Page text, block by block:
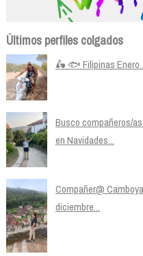
Últimos perfiles colgados
🛵 🐟 Filipinas
Busco compañeros/
en Navidades...
Compañer@
diciembre...